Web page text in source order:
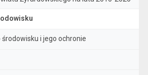
środowisku i jego ochronie